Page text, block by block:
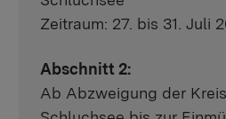
Zeitraum: 27. bis 31. Juli
Abschnitt 2:
Ab Abzweigung der